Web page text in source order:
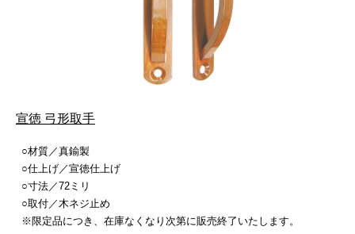
宣徳 弓形取手
○材質／真鍮製
○仕上げ／宣徳仕上げ
○寸法／72ミリ
○取付／木ネジ止め
※限定品につき、在庫なくなり次第に販売終了いたします。